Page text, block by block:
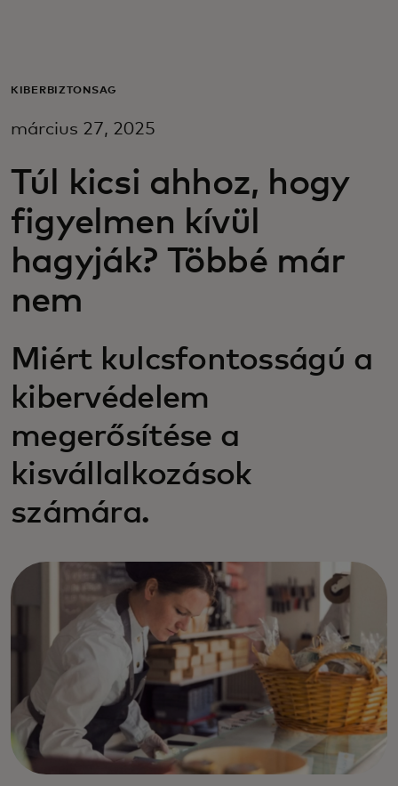
Vállalkozásoknak
Innovátoroknak
Hírek és trendek
KIBERBIZTONSÁG
március 27, 2025
Túl kicsi ahhoz, hogy
figyelmen kívül
hagyják? Többé már
nem
Miért kulcsfontosságú a
kibervédelem
megerősítése a
kisvállalkozások
számára.